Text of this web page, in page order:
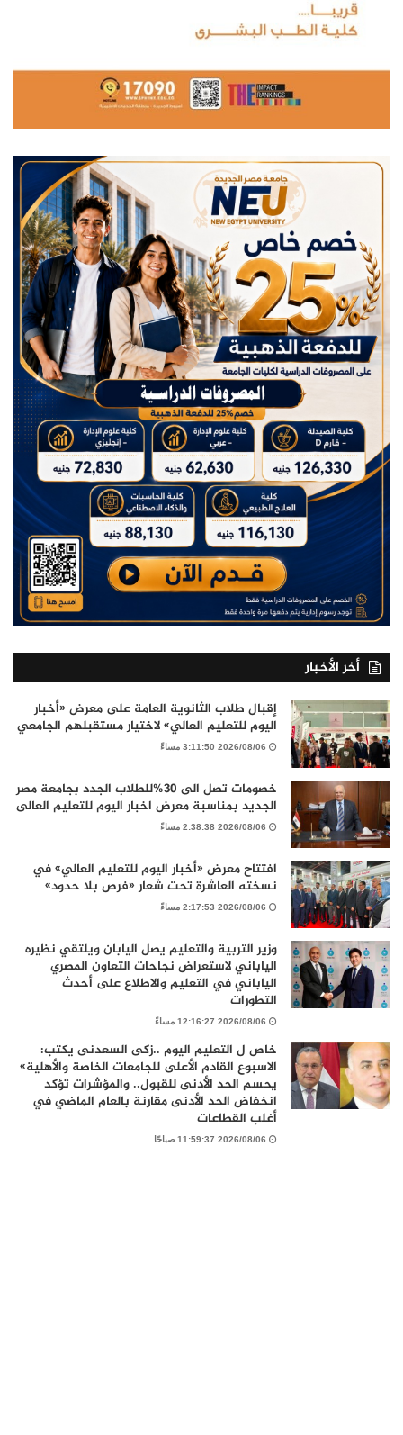
أخر الأخبار
إقبال طلاب الثانوية العامة على معرض «أخبار
اليوم للتعليم العالي» لاختيار مستقبلهم الجامعي
2026/08/06 3:11:50 مساءً
خصومات تصل الى 30%للطلاب الجدد بجامعة مصر
الجديد بمناسبة معرض اخبار اليوم للتعليم العالى
2026/08/06 2:38:38 مساءً
افتتاح معرض «أخبار اليوم للتعليم العالي» في
نسخته العاشرة تحت شعار «فرص بلا حدود»
2026/08/06 2:17:53 مساءً
وزير التربية والتعليم يصل اليابان ويلتقي نظيره
الياباني لاستعراض نجاحات التعاون المصري
الياباني في التعليم والاطلاع على أحدث
التطورات
2026/08/06 12:16:27 مساءً
خاص ل التعليم اليوم ..زكى السعدنى يكتب:
الاسبوع القادم الأعلى للجامعات الخاصة والأهلية»
يحسم الحد الأدنى للقبول.. والمؤشرات تؤكد
انخفاض الحد الأدنى مقارنة بالعام الماضي في
أغلب القطاعات
2026/08/06 11:59:37 صباحًا